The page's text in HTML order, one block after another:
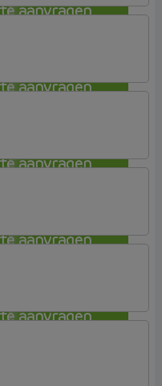
aanvragen
aanvragen
aanvragen
aanvragen
aanvragen